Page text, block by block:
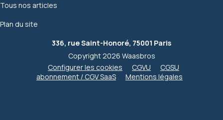
Tous nos articles
Plan du site
336, rue Saint-Honoré, 75001 Paris
Copyright 2026 Waasbros
Configurer les cookies
CGVU
CGSU
abonnement / CGV SaaS
Mentions légales